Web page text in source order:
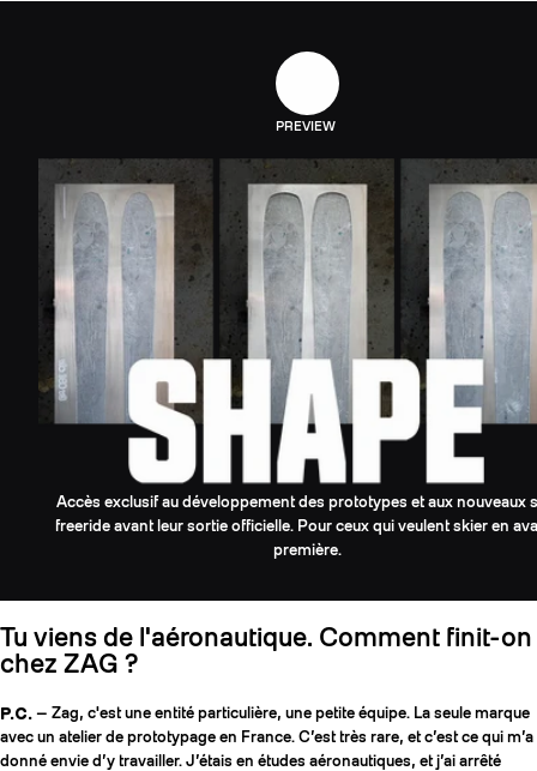
PREVIEW
Accès exclusif au développement des prototypes et aux nouveaux
freeride avant leur sortie officielle. Pour ceux qui veulent skier en
première.
Tu viens de l'aéronautique. Comment finit-on
chez ZAG ?
P.C. — Zag, c'est une entité particulière, une petite équipe. La seule marque
avec un atelier de prototypage en France. C’est très rare, et c’est ce qui m’a
donné envie d’y travailler. J’étais en études aéronautiques, et j’ai arrêté